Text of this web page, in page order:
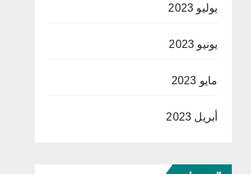
يوليو 2023
يونيو 2023
مايو 2023
أبريل 2023